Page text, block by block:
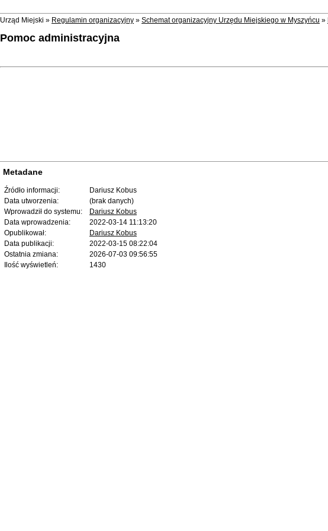
Urząd Miejski » Regulamin organizacyjny » Schemat organizacyjny Urzędu Miejskiego w Myszyńcu »
Pomoc administracyjna
Metadane
Źródło informacji:
Dariusz Kobus
Data utworzenia:
(brak danych)
Wprowadził do systemu:
Dariusz Kobus
Data wprowadzenia:
2022-03-14 11:13:20
Opublikował:
Dariusz Kobus
Data publikacji:
2022-03-15 08:22:04
Ostatnia zmiana:
2026-07-03 09:56:55
Ilość wyświetleń:
1430